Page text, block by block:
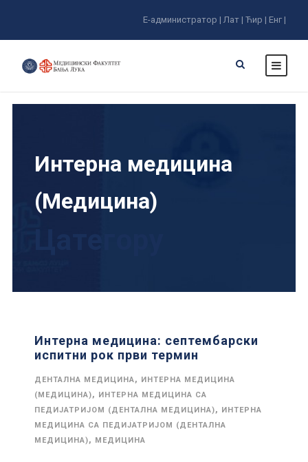
Е-администратор | Лат | Ћир | Енг |
Интерна медицина
(Медицина)
Интерна медицина: септембарски
испитни рок први термин
ДЕНТАЛНА МЕДИЦИНА, ИНТЕРНА МЕДИЦИНА
(МЕДИЦИНА), ИНТЕРНА МЕДИЦИНА СА
ПЕДИЈАТРИЈОМ (ДЕНТАЛНА МЕДИЦИНА), ИНТЕРНА
МЕДИЦИНА СА ПЕДИЈАТРИЈОМ (ДЕНТАЛНА
МЕДИЦИНА), МЕДИЦИНА